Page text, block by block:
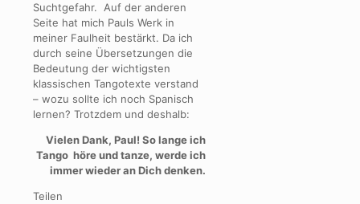
Suchtgefahr. Auf der anderen
Seite hat mich Pauls Werk in
meiner Faulheit bestärkt. Da ich
durch seine Übersetzungen die
Bedeutung der wichtigsten
klassischen Tangotexte verstand
– wozu sollte ich noch Spanisch
lernen? Trotzdem und deshalb:
Vielen Dank, Paul! So lange ich
Tango höre und tanze, werde ich
immer wieder an Dich denken.
Teilen